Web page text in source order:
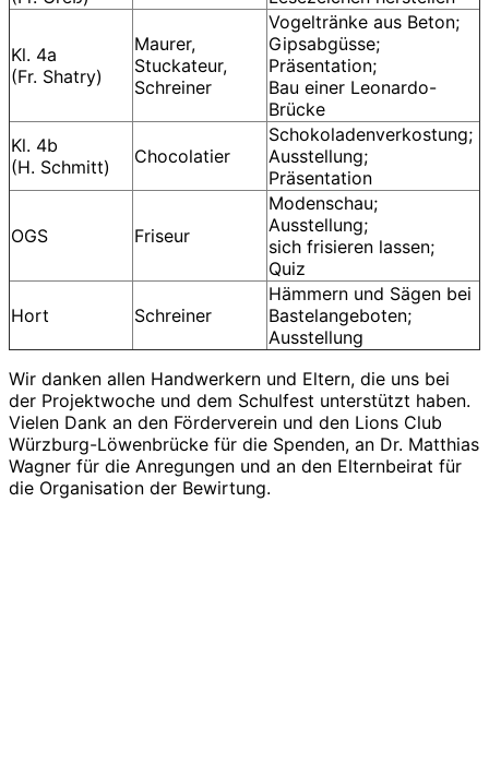
Kl. 4a
(Fr. Shatry)
Maurer,
Stuckateur,
Schreiner
Vogeltränke aus Beton;
Gipsabgüsse;
Präsentation;
Bau einer Leonardo-
Brücke
Kl. 4b
(H. Schmitt)
Chocolatier
Schokoladenverkostung;
Ausstellung;
Präsentation
OGS Friseur
Modenschau;
Ausstellung;
sich frisieren lassen;
Quiz
Hort Schreiner
Hämmern und Sägen bei
Bastelangeboten;
Ausstellung
Wir danken allen Handwerkern und Eltern, die uns bei
der Projektwoche und dem Schulfest unterstützt haben.
Vielen Dank an den Förderverein und den Lions Club
Würzburg-Löwenbrücke für die Spenden, an Dr. Matthias
Wagner für die Anregungen und an den Elternbeirat für
die Organisation der Bewirtung.